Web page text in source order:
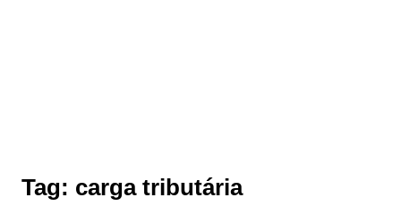
Tag: carga tributária